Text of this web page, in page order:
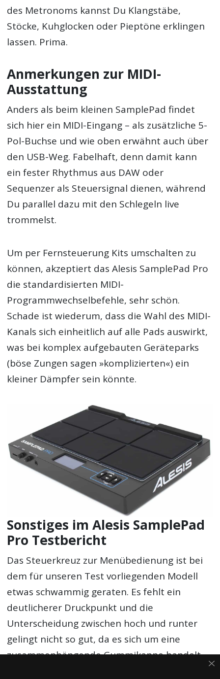
des Metronoms kannst Du Klangstäbe,
Stöcke, Kuhglocken oder Pieptöne erklingen
lassen. Prima.
Anmerkungen zur MIDI-
Ausstattung
Anders als beim kleinen SamplePad findet
sich hier ein MIDI-Eingang – als zusätzliche 5-
Pol-Buchse und wie oben erwähnt auch über
den USB-Weg. Fabelhaft, denn damit kann
ein fester Rhythmus aus DAW oder
Sequenzer als Steuersignal dienen, während
Du parallel dazu mit den Schlegeln live
trommelst.
Um per Fernsteuerung Kits umschalten zu
können, akzeptiert das Alesis SamplePad Pro
die standardisierten MIDI-
Programmwechselbefehle, sehr schön.
Schade ist wiederum, dass die Wahl des MIDI-
Kanals sich einheitlich auf alle Pads auswirkt,
was bei komplex aufgebauten Geräteparks
(böse Zungen sagen »komplizierten«) ein
kleiner Dämpfer sein könnte.
Sonstiges im Alesis SamplePad
Pro Testbericht
Das Steuerkreuz zur Menübedienung ist bei
dem für unseren Test vorliegenden Modell
etwas schwammig geraten. Es fehlt ein
deutlicherer Druckpunkt und die
Unterscheidung zwischen hoch und runter
gelingt nicht so gut, da es sich um eine
zusammenhängende Gummikappe handelt.